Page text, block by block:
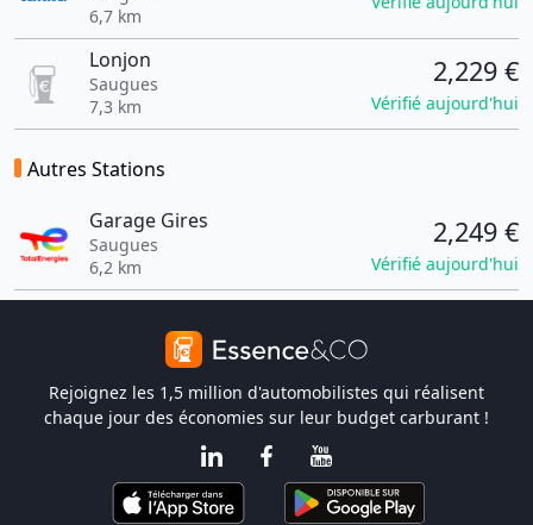
6,7 km
Lonjon
Saugues
7,3 km
2,229 €
Vérifié aujourd'hui
Autres Stations
Garage Gires
Saugues
6,2 km
2,249 €
Vérifié aujourd'hui
Rejoignez les 1,5 million d'automobilistes qui réalisent
chaque jour des économies sur leur budget carburant !